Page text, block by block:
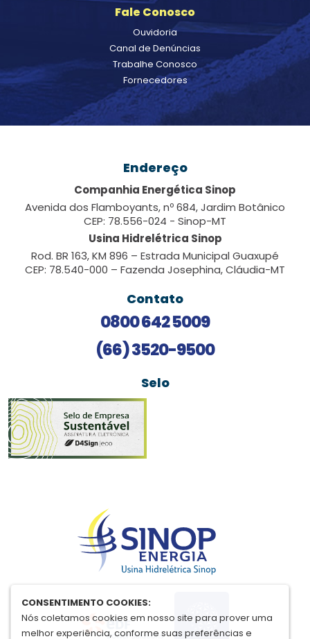
Fale Conosco
Ouvidoria
Canal de Denúncias
Trabalhe Conosco
Fornecedores
Endereço
Companhia Energética Sinop
Avenida dos Flamboyants, nº 684, Jardim Botânico
CEP: 78.556-024 - Sinop-MT
Usina Hidrelétrica Sinop
Rod. BR 163, KM 896 – Estrada Municipal Guaxupé
CEP: 78.540-000 – Fazenda Josephina, Cláudia-MT
Contato
0800 642 5009
(66) 3520-9500
Selo
CONSENTIMENTO COOKIES:
Nós coletamos cookies em nosso site para prover uma
melhor experiência, conforme suas preferências e